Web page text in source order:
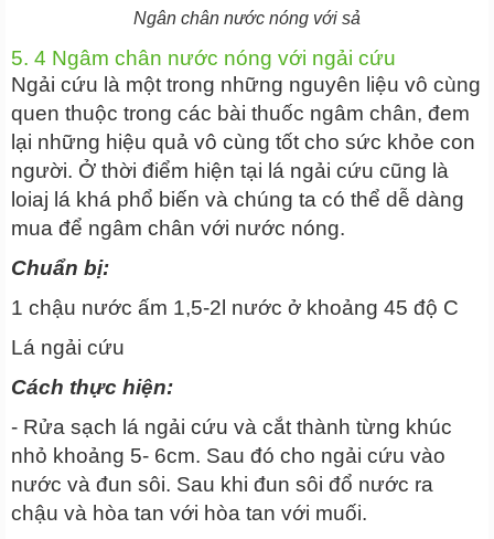
Ngân chân nước nóng với sả
5. 4 Ngâm chân nước nóng với ngải cứu
Ngải cứu là một trong những nguyên liệu vô cùng
quen thuộc trong các bài thuốc ngâm chân, đem
lại những hiệu quả vô cùng tốt cho sức khỏe con
người. Ở thời điểm hiện tại lá ngải cứu cũng là
loiaj lá khá phổ biến và chúng ta có thể dễ dàng
mua để ngâm chân với nước nóng.
Chuẩn bị:
1 chậu nước ấm 1,5-2l nước ở khoảng 45 độ C
Lá ngải cứu
Cách thực hiện:
- Rửa sạch lá ngải cứu và cắt thành từng khúc
nhỏ khoảng 5- 6cm. Sau đó cho ngải cứu vào
nước và đun sôi. Sau khi đun sôi đổ nước ra
chậu và hòa tan với hòa tan với muối.